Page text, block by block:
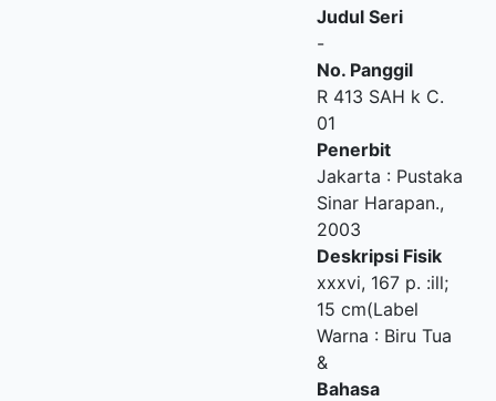
Judul Seri
-
No. Panggil
R 413 SAH k C.
01
Penerbit
Jakarta : Pustaka
Sinar Harapan.,
2003
Deskripsi Fisik
xxxvi, 167 p. :ill;
15 cm(Label
Warna : Biru Tua
&
Bahasa